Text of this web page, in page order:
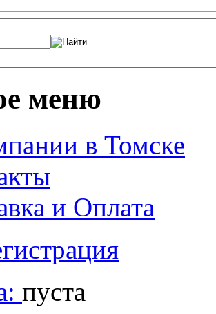
меню
в Томске
и Оплата
пуста